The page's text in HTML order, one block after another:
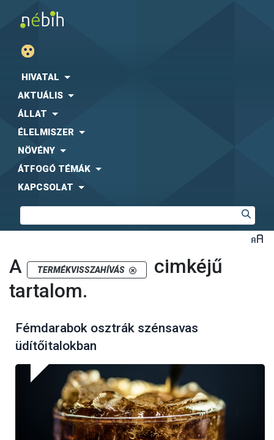
HIVATAL
AKTUÁLIS
ÁLLAT
ÉLELMISZER
NÖVÉNY
ÁTFOGÓ TÉMÁK
KAPCSOLAT
A TERMÉKVISSZAHÍVÁS
cimkéjű
tartalom.
Fémdarabok osztrák szénsavas
üdítőitalokban